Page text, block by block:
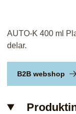
AUTO-K 400 ml
delar.
B2B webshop